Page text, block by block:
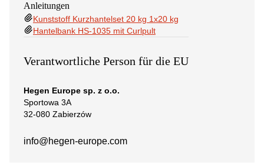
Anleitungen
Kunststoff Kurzhantelset 20 kg 1x20 kg
Hantelbank HS-1035 mit Curlpult
Verantwortliche Person für die EU
Hegen Europe sp. z o.o.
Sportowa 3A
32-080 Zabierzów
info@hegen-europe.com